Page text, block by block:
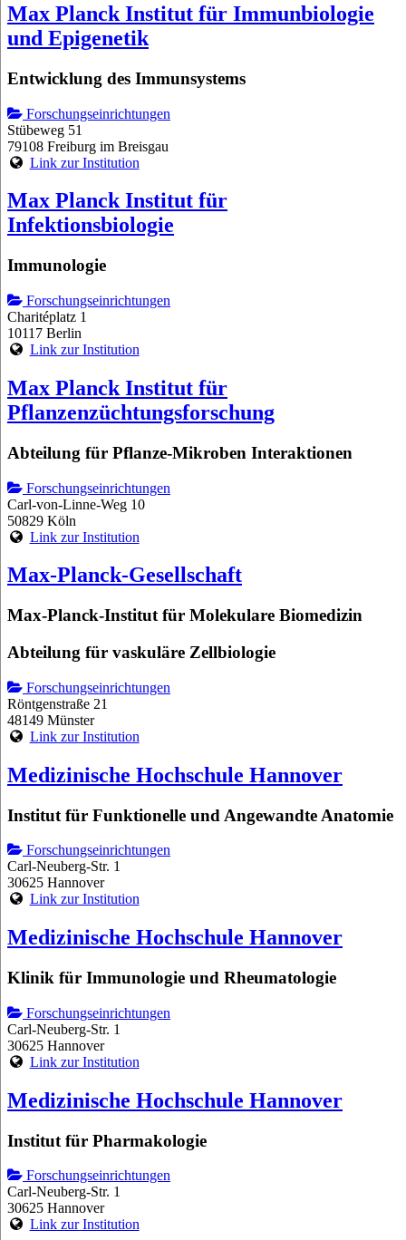
Max Planck Institut für Immunbiologie
und Epigenetik
Entwicklung des Immunsystems
Forschungseinrichtungen
Stübeweg 51
79108 Freiburg im Breisgau
Link zur Institution
Max Planck Institut für
Infektionsbiologie
Immunologie
Forschungseinrichtungen
Charitéplatz 1
10117 Berlin
Link zur Institution
Max Planck Institut für
Pflanzenzüchtungsforschung
Abteilung für Pflanze-Mikroben Interaktionen
Forschungseinrichtungen
Carl-von-Linne-Weg 10
50829 Köln
Link zur Institution
Max-Planck-Gesellschaft
Max-Planck-Institut für Molekulare Biomedizin
Abteilung für vaskuläre Zellbiologie
Forschungseinrichtungen
Röntgenstraße 21
48149 Münster
Link zur Institution
Medizinische Hochschule Hannover
Institut für Funktionelle und Angewandte Anatomie
Forschungseinrichtungen
Carl-Neuberg-Str. 1
30625 Hannover
Link zur Institution
Medizinische Hochschule Hannover
Klinik für Immunologie und Rheumatologie
Forschungseinrichtungen
Carl-Neuberg-Str. 1
30625 Hannover
Link zur Institution
Medizinische Hochschule Hannover
Institut für Pharmakologie
Forschungseinrichtungen
Carl-Neuberg-Str. 1
30625 Hannover
Link zur Institution